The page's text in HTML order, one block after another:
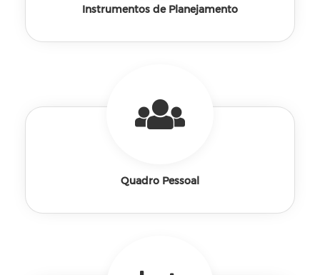
Instrumentos de Planejamento
Quadro Pessoal